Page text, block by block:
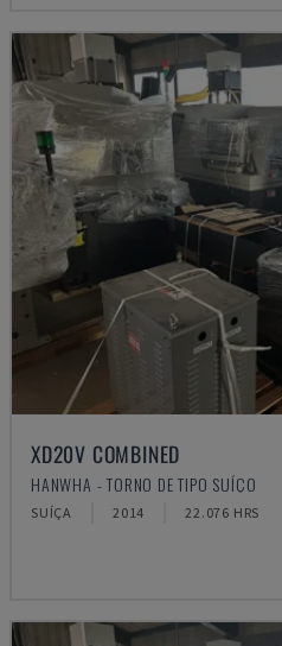
XD20V COMBINED
HANWHA - TORNO DE TIPO SUÍÇO
SUÍÇA 2014 22.076 HRS